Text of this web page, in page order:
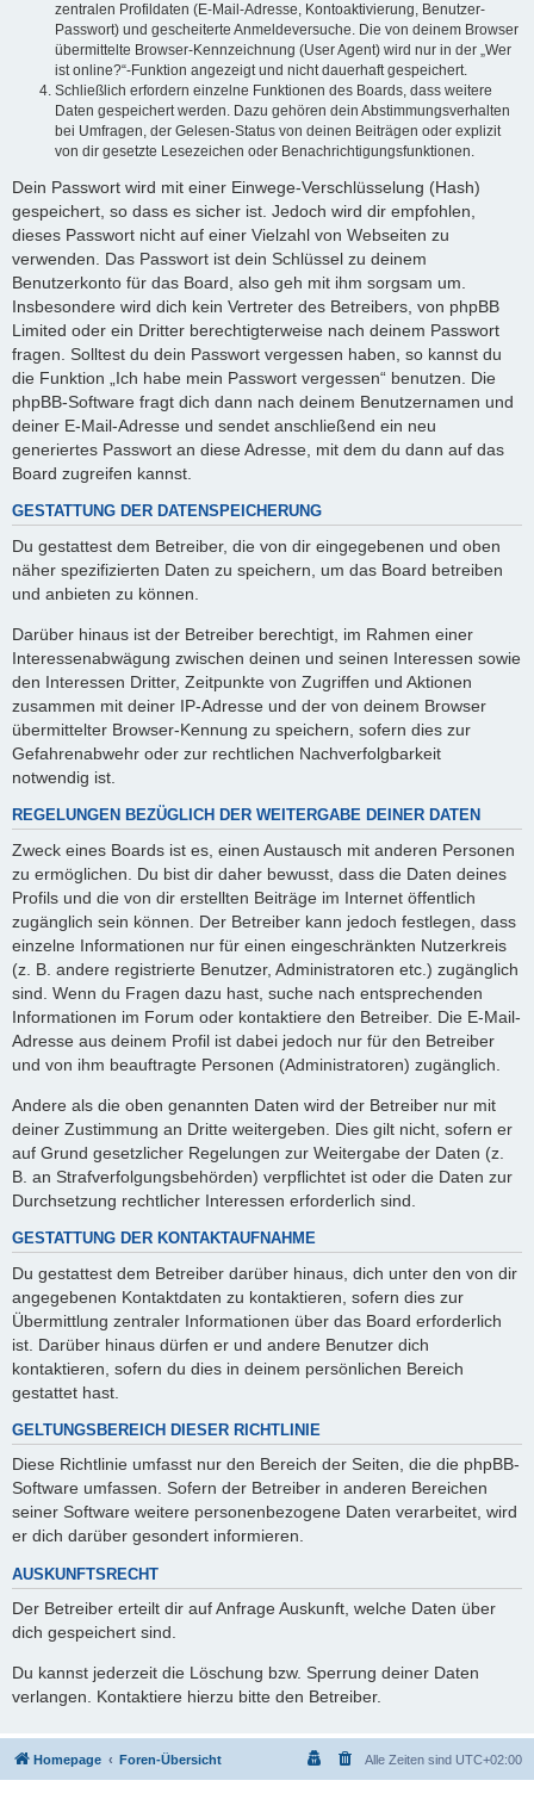
zentralen Profildaten (E-Mail-Adresse, Kontoaktivierung, Benutzer-
Passwort) und gescheiterte Anmeldeversuche. Die von deinem Browser
übermittelte Browser-Kennzeichnung (User Agent) wird nur in der „Wer
ist online?“-Funktion angezeigt und nicht dauerhaft gespeichert.
Schließlich erfordern einzelne Funktionen des Boards, dass weitere
Daten gespeichert werden. Dazu gehören dein Abstimmungsverhalten
bei Umfragen, der Gelesen-Status von deinen Beiträgen oder explizit
von dir gesetzte Lesezeichen oder Benachrichtigungsfunktionen.
Dein Passwort wird mit einer Einwege-Verschlüsselung (Hash)
gespeichert, so dass es sicher ist. Jedoch wird dir empfohlen,
dieses Passwort nicht auf einer Vielzahl von Webseiten zu
verwenden. Das Passwort ist dein Schlüssel zu deinem
Benutzerkonto für das Board, also geh mit ihm sorgsam um.
Insbesondere wird dich kein Vertreter des Betreibers, von phpBB
Limited oder ein Dritter berechtigterweise nach deinem Passwort
fragen. Solltest du dein Passwort vergessen haben, so kannst du
die Funktion „Ich habe mein Passwort vergessen“ benutzen. Die
phpBB-Software fragt dich dann nach deinem Benutzernamen und
deiner E-Mail-Adresse und sendet anschließend ein neu
generiertes Passwort an diese Adresse, mit dem du dann auf das
Board zugreifen kannst.
GESTATTUNG DER DATENSPEICHERUNG
Du gestattest dem Betreiber, die von dir eingegebenen und oben
näher spezifizierten Daten zu speichern, um das Board betreiben
und anbieten zu können.
Darüber hinaus ist der Betreiber berechtigt, im Rahmen einer
Interessenabwägung zwischen deinen und seinen Interessen sowie
den Interessen Dritter, Zeitpunkte von Zugriffen und Aktionen
zusammen mit deiner IP-Adresse und der von deinem Browser
übermittelter Browser-Kennung zu speichern, sofern dies zur
Gefahrenabwehr oder zur rechtlichen Nachverfolgbarkeit
notwendig ist.
REGELUNGEN BEZÜGLICH DER WEITERGABE DEINER DATEN
Zweck eines Boards ist es, einen Austausch mit anderen Personen
zu ermöglichen. Du bist dir daher bewusst, dass die Daten deines
Profils und die von dir erstellten Beiträge im Internet öffentlich
zugänglich sein können. Der Betreiber kann jedoch festlegen, dass
einzelne Informationen nur für einen eingeschränkten Nutzerkreis
(z. B. andere registrierte Benutzer, Administratoren etc.) zugänglich
sind. Wenn du Fragen dazu hast, suche nach entsprechenden
Informationen im Forum oder kontaktiere den Betreiber. Die E-Mail-
Adresse aus deinem Profil ist dabei jedoch nur für den Betreiber
und von ihm beauftragte Personen (Administratoren) zugänglich.
Andere als die oben genannten Daten wird der Betreiber nur mit
deiner Zustimmung an Dritte weitergeben. Dies gilt nicht, sofern er
auf Grund gesetzlicher Regelungen zur Weitergabe der Daten (z.
B. an Strafverfolgungsbehörden) verpflichtet ist oder die Daten zur
Durchsetzung rechtlicher Interessen erforderlich sind.
GESTATTUNG DER KONTAKTAUFNAHME
Du gestattest dem Betreiber darüber hinaus, dich unter den von dir
angegebenen Kontaktdaten zu kontaktieren, sofern dies zur
Übermittlung zentraler Informationen über das Board erforderlich
ist. Darüber hinaus dürfen er und andere Benutzer dich
kontaktieren, sofern du dies in deinem persönlichen Bereich
gestattet hast.
GELTUNGSBEREICH DIESER RICHTLINIE
Diese Richtlinie umfasst nur den Bereich der Seiten, die die phpBB-
Software umfassen. Sofern der Betreiber in anderen Bereichen
seiner Software weitere personenbezogene Daten verarbeitet, wird
er dich darüber gesondert informieren.
AUSKUNFTSRECHT
Der Betreiber erteilt dir auf Anfrage Auskunft, welche Daten über
dich gespeichert sind.
Du kannst jederzeit die Löschung bzw. Sperrung deiner Daten
verlangen. Kontaktiere hierzu bitte den Betreiber.
Homepage Foren-Übersicht Alle Zeiten sind UTC+02:00